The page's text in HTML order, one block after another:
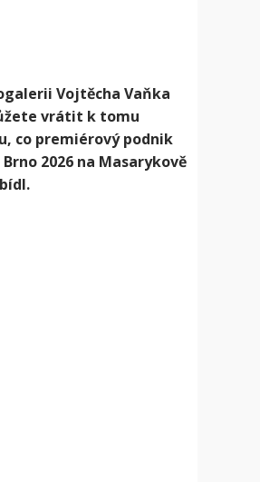
Vojtěcha Vaňka
vrátit k tomu
co premiérový podnik
2026 na Masarykově